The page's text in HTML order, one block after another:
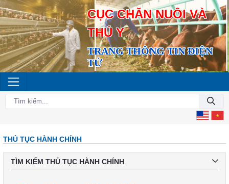
CỤC CHĂN NUÔI VÀ
THÚ Y
TRANG THÔNG TIN ĐIỆN
TỬ
THỦ TỤC HÀNH CHÍNH
TÌM KIẾM THỦ TỤC HÀNH CHÍNH